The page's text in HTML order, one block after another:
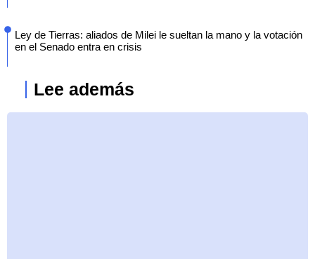
Ley de Tierras: aliados de Milei le sueltan la mano y la votación
en el Senado entra en crisis
Lee además